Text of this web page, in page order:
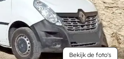
Bekijk de foto's